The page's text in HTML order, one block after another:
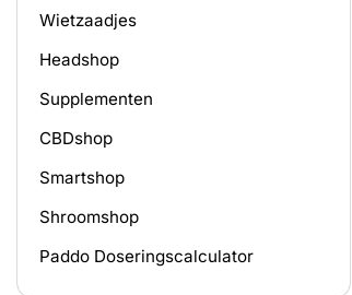
Wietzaadjes
Headshop
Supplementen
CBDshop
Smartshop
Shroomshop
Paddo Doseringscalculator